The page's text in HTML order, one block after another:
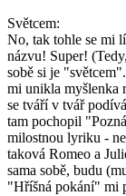
Světcem:
No, tak tohle se mi
názvu! Super!
sobě si je
mi unikla myšlenka
se tváří v tvář
tam pochopil
milostnou lyriku -
taková Romeo a
sama sobě, budu
"Hříšná pokání" mi